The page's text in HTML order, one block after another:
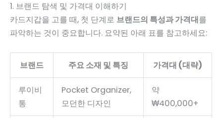
1. 브랜드 탐색 및 가격대 이해하기
카드지갑을 고를 때, 첫 단계로 브랜드의 특성과 가격대를
파악하는 것이 중요합니다. 요약된 아래 표를 참고하세요:
브랜드 주요 소재 및 특징 가격대 (대략)
루이비
통
Pocket Organizer,
모던한 디자인
약
₩400,000+